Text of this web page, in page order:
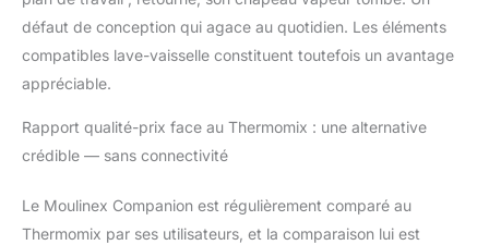
batteur, fouet, panier
vapeur interne, spatule,
cuiseur le plus
laboratoire
indépendant en
défaut de conception qui agace au quotidien. Les éléments
compatibles lave-vaisselle constituent toutefois un avantage
appréciable.
Rapport qualité-prix face au Thermomix : une alternative
crédible — sans connectivité
Le Moulinex Companion est régulièrement comparé au
Thermomix par ses utilisateurs, et la comparaison lui est